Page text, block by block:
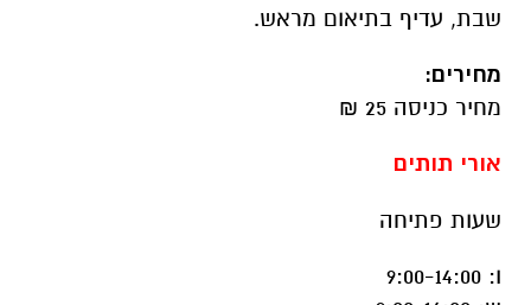
שבת, עדיף בתיאום מראש.
מחירים:
מחיר כניסה 25 ₪
אורי תותים
שעות פתיחה
ו: 9:00-14:00